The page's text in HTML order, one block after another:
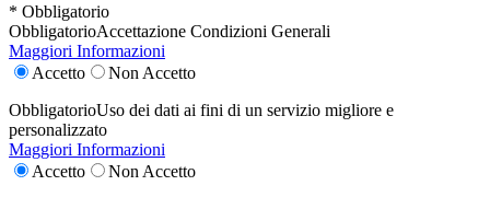
* Obbligatorio
ObbligatorioAccettazione Condizioni Generali
Maggiori Informazioni
Accetto
Non Accetto
ObbligatorioUso dei dati ai fini di un servizio migliore e
personalizzato
Maggiori Informazioni
Accetto
Non Accetto